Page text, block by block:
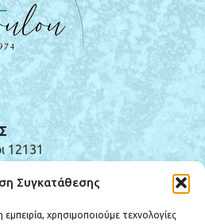
Συγκατάθεσης
χρησιμοποιούμε τεχνολογίες
12131